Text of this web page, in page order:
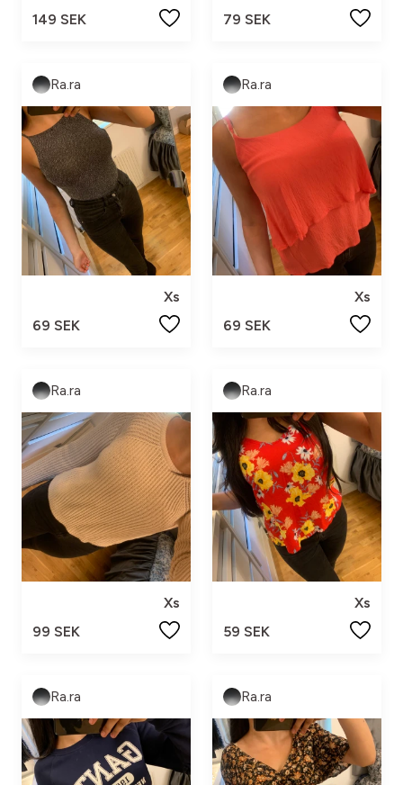
149 SEK 79 SEK
Ra.ra
Xs
69 SEK
Ra.ra
Xs
69 SEK
Ra.ra
Xs
99 SEK
Ra.ra
Xs
59 SEK
Ra.ra Ra.ra